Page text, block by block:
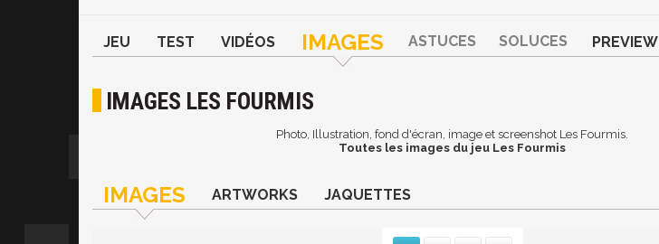
JEU TEST VIDÉOS IMAGES ASTUCES SOLUCES PREVIEW
IMAGES LES FOURMIS
Photo, Illustration, fond d'écran, image et screenshot Les Fourmis.
Toutes les images du jeu Les Fourmis
IMAGES ARTWORKS JAQUETTES